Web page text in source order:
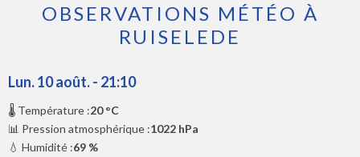
OBSERVATIONS MÉTÉO À
RUISELEDE
Lun. 10 août. - 21:10
🌡️ Température :20 °C
📊 Pression atmosphérique :1022 hPa
💧 Humidité :69 %